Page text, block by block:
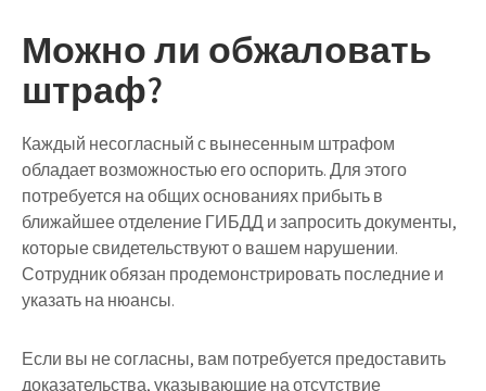
Можно ли обжаловать
штраф?
Каждый несогласный с вынесенным штрафом
обладает возможностью его оспорить. Для этого
потребуется на общих основаниях прибыть в
ближайшее отделение ГИБДД и запросить документы,
которые свидетельствуют о вашем нарушении.
Сотрудник обязан продемонстрировать последние и
указать на нюансы.
Если вы не согласны, вам потребуется предоставить
доказательства, указывающие на отсутствие